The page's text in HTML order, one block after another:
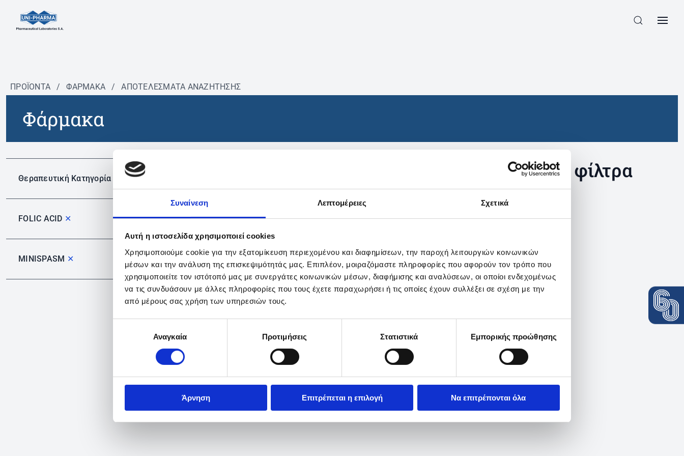
Συναίνεση Λεπτομέρειες Σχετικά
Αυτή η ιστοσελίδα χρησιμοποιεί cookies
Χρησιμοποιούμε cookie για την εξατομίκευση περιεχομένου και διαφημίσεων, την παροχή λειτουργιών κοινωνικών
μέσων και την ανάλυση της επισκεψιμότητάς μας. Επιπλέον, μοιραζόμαστε πληροφορίες που αφορούν τον τρόπο που
χρησιμοποιείτε τον ιστότοπό μας με συνεργάτες κοινωνικών μέσων, διαφήμισης και αναλύσεων, οι οποίοι ενδεχομένως
να τις συνδυάσουν με άλλες πληροφορίες που τους έχετε παραχωρήσει ή τις οποίες έχουν συλλέξει σε σχέση με την
από μέρους σας χρήση των υπηρεσιών τους.
συγκατάθεσηςΑναγκαία Προτιμήσεις Στατιστικά Εμπορικής προώθησης
Άρνηση Επιτρέπεται η επιλογή Να επιτρέπονται όλα
ΠΡΟΪΟΝΤΑ / ΦΆΡΜΑΚΑ / ΑΠΟΤΕΛΕΣΜΑΤΑ ΑΝΑΖΗΤΗΣΗΣ
Φάρμακα
Θεραπευτική Κατηγορία
FOLIC ACID ✕
MINISPASM ✕
Δεν βρέθηκαν προϊόντα με τα συγκεκριμένα φίλτρα